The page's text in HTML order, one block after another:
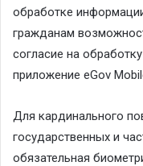
обработке
гражданам
согласие на
приложение eGov
Для кардинального
государственных и
обязательная